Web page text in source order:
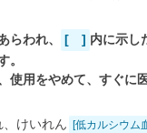
らわれ、
[ ] 内に示し
。
使用をやめて、すぐに
けいれん [低カルシウム